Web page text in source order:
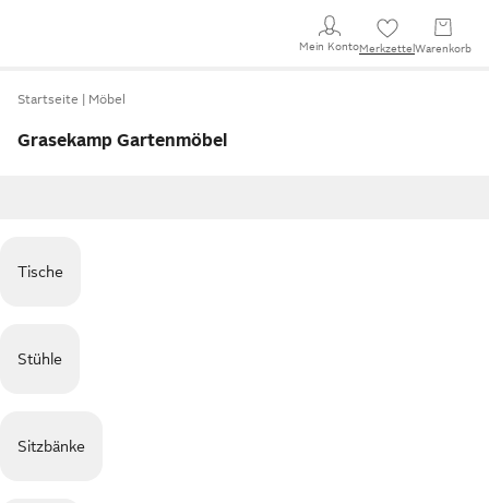
Mein KontoMerkzettel Warenkorb
Startseite Möbel
Grasekamp Gartenmöbel
Tische
Stühle
Sitzbänke